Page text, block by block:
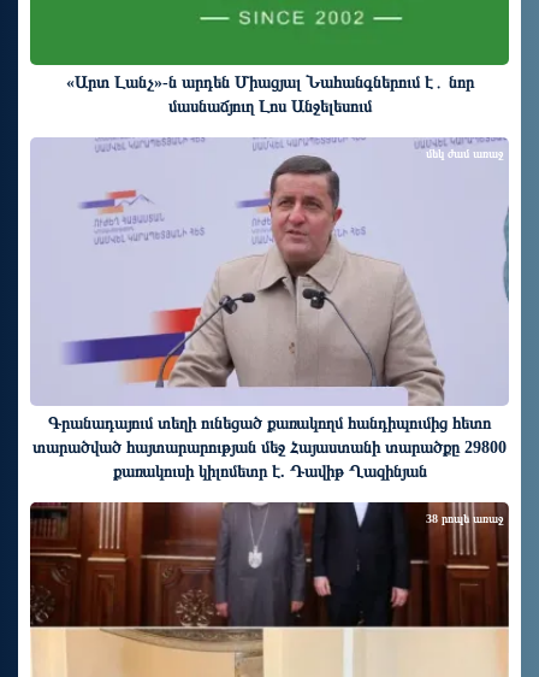
«Արտ Լանչ»-ն արդեն Միացյալ Նահանգներում է․ նոր
մասնաճյուղ Լոս Անջելեսում
Գրանադայում տեղի ունեցած քառակողմ հանդիպումից հետո
տարածված հայտարարության մեջ Հայաստանի տարածքը 29800
քառակուսի կիլոմետր է. Դավիթ Ղազինյան
մեկ ժամ առաջ
38 րոպե առաջ